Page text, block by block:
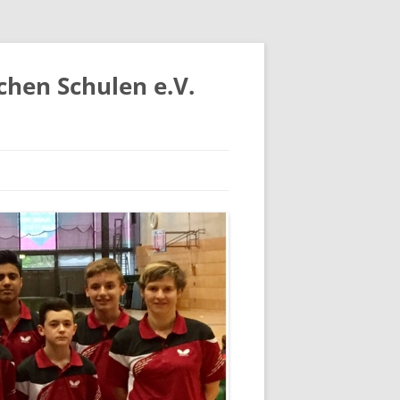
Schulen e.V.